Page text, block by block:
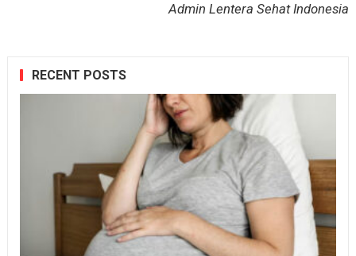
Admin Lentera Sehat Indonesia
RECENT POSTS